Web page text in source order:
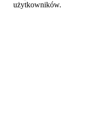
użytkowników.